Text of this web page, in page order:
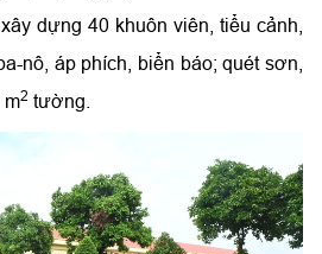
dựng 40 khuôn viên, tiểu cảnh,
nô, áp phích, biển báo; quét sơn,
m2 tường.